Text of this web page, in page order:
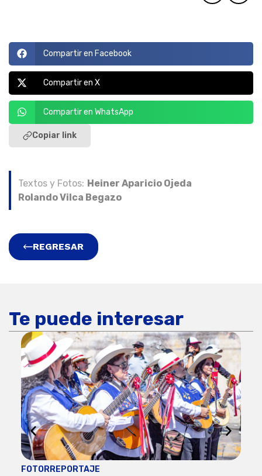
Compartir en Facebook
Compartir en X
Compartir en WhatsApp
Copiar link
Textos y Fotos: Heiner Aparicio Ojeda
Rolando Vilca Begazo
REGRESAR
Te puede interesar
FOTORREPORTAJE